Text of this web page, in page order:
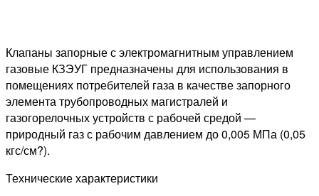
Клапаны запорные с электромагнитным управлением
газовые КЗЭУГ предназначены для использования в
помещениях потребителей газа в качестве запорного
элемента трубопроводных магистралей и
газогорелочных устройств с рабочей средой —
природный газ с рабочим давлением до 0,005 МПа (0,05
кгс/см?).
Технические характеристики